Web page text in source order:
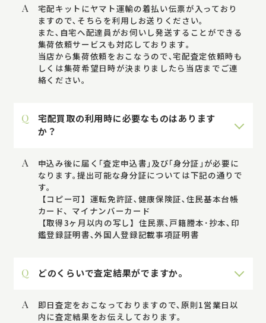
A
宅配キットにヤマト運輸の着払い伝票が入っており
ますので､そちらを利用しお送りください｡
また､自宅へ配達員がお伺いし発送することができる
集荷依頼サービスも対応しております｡
当店から集荷依頼をおこなうので､宅配査定依頼時も
しくは集荷希望日時が決まりましたら当店までご連
絡ください｡
Q
宅配買取の利用時に必要なものはあります
か？
A
申込み後に届く｢査定申込書｣及び｢身分証｣が必要に
なります｡提出可能な身分証については下記の通りで
す｡
【コピー可】運転免許証､健康保険証､住民基本台帳
カード、マイナンバーカード
【取得3ヶ月以内の写し】住民票､戸籍謄本･抄本､印
鑑登録証明書､外国人登録記載事項証明書
Q どのくらいで査定結果がでますか。
A
即日査定をおこなっておりますので､原則1営業日以
内に査定結果をお伝えしております｡